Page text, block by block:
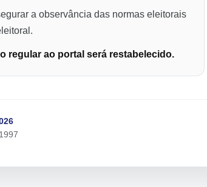
a observância das normas eleitorais
regular ao portal será restabelecido.